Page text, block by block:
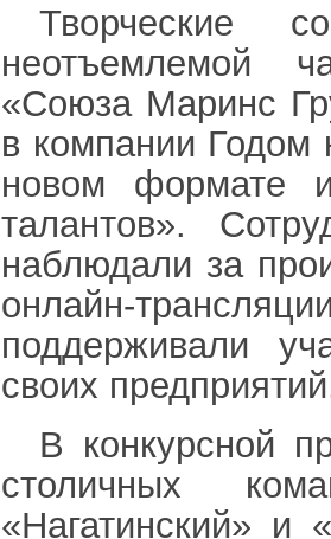
Творческие
неотъемлемой
«Союза Маринс
в компании Годом
новом формате
талантов».
наблюдали за
онлайн-
поддерживали
своих
В конкурсной
столичных
«Нагатинский» и